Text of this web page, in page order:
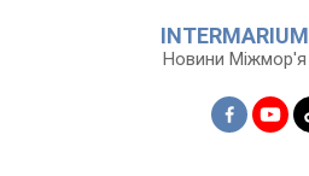
INTERMARIUM
Новини Міжмор'я